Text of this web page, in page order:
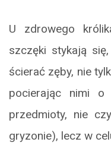
U zdrowego
szczęki stykają
ścierać zęby, nie
pocierając nimi o
przedmioty, nie
gryzonie), lecz w